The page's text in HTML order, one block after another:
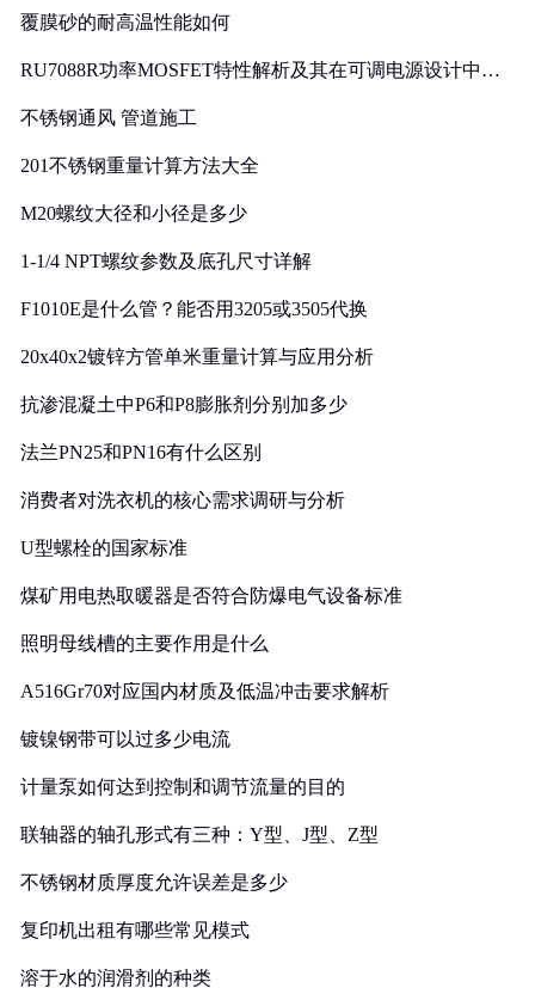
覆膜砂的耐高温性能如何
RU7088R功率MOSFET特性解析及其在可调电源设计中的
不锈钢通风 管道施工
201不锈钢重量计算方法大全
M20螺纹大径和小径是多少
1-1/4 NPT螺纹参数及底孔尺寸详解
F1010E是什么管？能否用3205或3505代换
20x40x2镀锌方管单米重量计算与应用分析
抗渗混凝土中P6和P8膨胀剂分别加多少
法兰PN25和PN16有什么区别
消费者对洗衣机的核心需求调研与分析
U型螺栓的国家标准
煤矿用电热取暖器是否符合防爆电气设备标准
照明母线槽的主要作用是什么
A516Gr70对应国内材质及低温冲击要求解析
镀镍钢带可以过多少电流
计量泵如何达到控制和调节流量的目的
联轴器的轴孔形式有三种：Y型、J型、Z型
不锈钢材质厚度允许误差是多少
复印机出租有哪些常见模式
溶于水的润滑剂的种类